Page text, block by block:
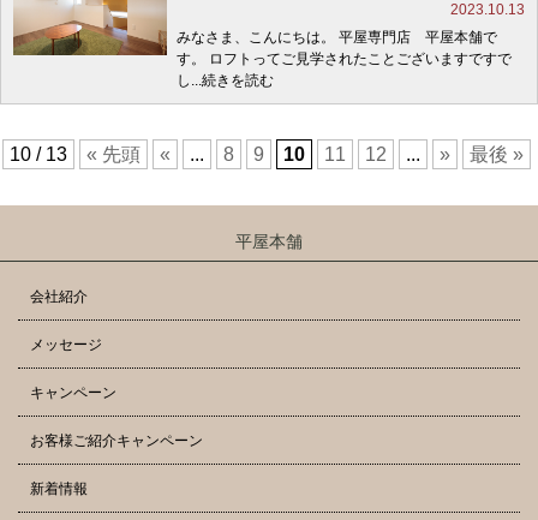
2023.10.13
みなさま、こんにちは。 平屋専門店 平屋本舗で
す。 ロフトってご見学されたことございますですで
し ...続きを読む
10 / 13 « 先頭 « ... 8 9 10 11 12 ... » 最後 »
平屋本舗
会社紹介
メッセージ
キャンペーン
お客様ご紹介キャンペーン
新着情報